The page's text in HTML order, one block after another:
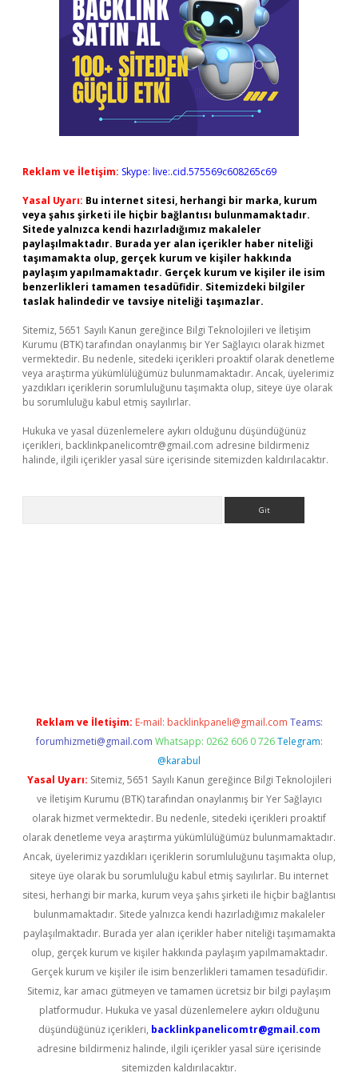
Reklam ve İletişim: Skype: live:.cid.575569c608265c69
Yasal Uyarı: Bu internet sitesi, herhangi bir marka, kurum
veya şahıs şirketi ile hiçbir bağlantısı bulunmamaktadır.
Sitede yalnızca kendi hazırladığımız makaleler
paylaşılmaktadır. Burada yer alan içerikler haber niteliği
taşımamakta olup, gerçek kurum ve kişiler hakkında
paylaşım yapılmamaktadır. Gerçek kurum ve kişiler ile isim
benzerlikleri tamamen tesadüfidir. Sitemizdeki bilgiler
taslak halindedir ve tavsiye niteliği taşımazlar.
Sitemiz, 5651 Sayılı Kanun gereğince Bilgi Teknolojileri ve İletişim
Kurumu (BTK) tarafından onaylanmış bir Yer Sağlayıcı olarak hizmet
vermektedir. Bu nedenle, sitedeki içerikleri proaktif olarak denetleme
veya araştırma yükümlülüğümüz bulunmamaktadır. Ancak, üyelerimiz
yazdıkları içeriklerin sorumluluğunu taşımakta olup, siteye üye olarak
bu sorumluluğu kabul etmiş sayılırlar.
Hukuka ve yasal düzenlemelere aykırı olduğunu düşündüğünüz
içerikleri, backlinkpanelicomtr@gmail.com adresine bildirmeniz
halinde, ilgili içerikler yasal süre içerisinde sitemizden kaldırılacaktır.
Reklam ve İletişim: E-mail: backlinkpaneli@gmail.com Teams:
forumhizmeti@gmail.com Whatsapp: 0262 606 0 726 Telegram:
@karabul
Yasal Uyarı: Sitemiz, 5651 Sayılı Kanun gereğince Bilgi Teknolojileri
ve İletişim Kurumu (BTK) tarafından onaylanmış bir Yer Sağlayıcı
olarak hizmet vermektedir. Bu nedenle, sitedeki içerikleri proaktif
olarak denetleme veya araştırma yükümlülüğümüz bulunmamaktadır.
Ancak, üyelerimiz yazdıkları içeriklerin sorumluluğunu taşımakta olup,
siteye üye olarak bu sorumluluğu kabul etmiş sayılırlar. Bu internet
sitesi, herhangi bir marka, kurum veya şahıs şirketi ile hiçbir bağlantısı
bulunmamaktadır. Sitede yalnızca kendi hazırladığımız makaleler
paylaşılmaktadır. Burada yer alan içerikler haber niteliği taşımamakta
olup, gerçek kurum ve kişiler hakkında paylaşım yapılmamaktadır.
Gerçek kurum ve kişiler ile isim benzerlikleri tamamen tesadüfidir.
Sitemiz, kar amacı gütmeyen ve tamamen ücretsiz bir bilgi paylaşım
platformudur. Hukuka ve yasal düzenlemelere aykırı olduğunu
düşündüğünüz içerikleri, backlinkpanelicomtr@gmail.com
adresine bildirmeniz halinde, ilgili içerikler yasal süre içerisinde
sitemizden kaldırılacaktır.